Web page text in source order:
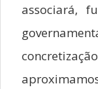
associará,